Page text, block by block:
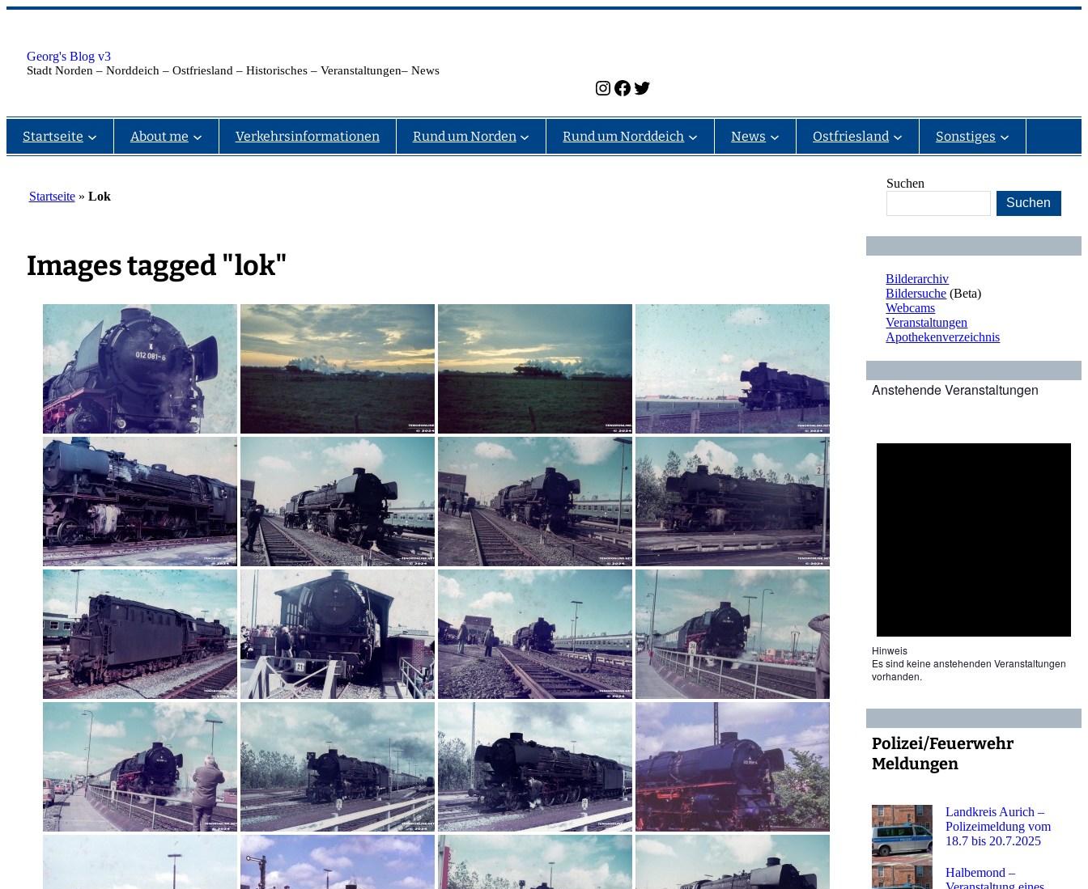
Zum
Georg's Blog v3
Stadt Norden – Norddeich – Ostfriesland – Historisches – Veranstaltungen– News
Instagram Facebook Twitter
Startseite About me Verkehrsinformationen Rund um Norden Rund um Norddeich News Ostfriesland Sonstiges
Startseite» Lok
Images tagged "lok"
Suchen
Suchen
Bilderarchiv
Bildersuche (Beta)
Webcams
Veranstaltungen
Apothekenverzeichnis
Anstehende Veranstaltungen
Hinweis
Es sind keine anstehenden Veranstaltungen
vorhanden.
Polizei/Feuerwehr
Meldungen
Landkreis Aurich –
Polizeimeldung vom
18.7 bis 20.7.2025
Halbemond –